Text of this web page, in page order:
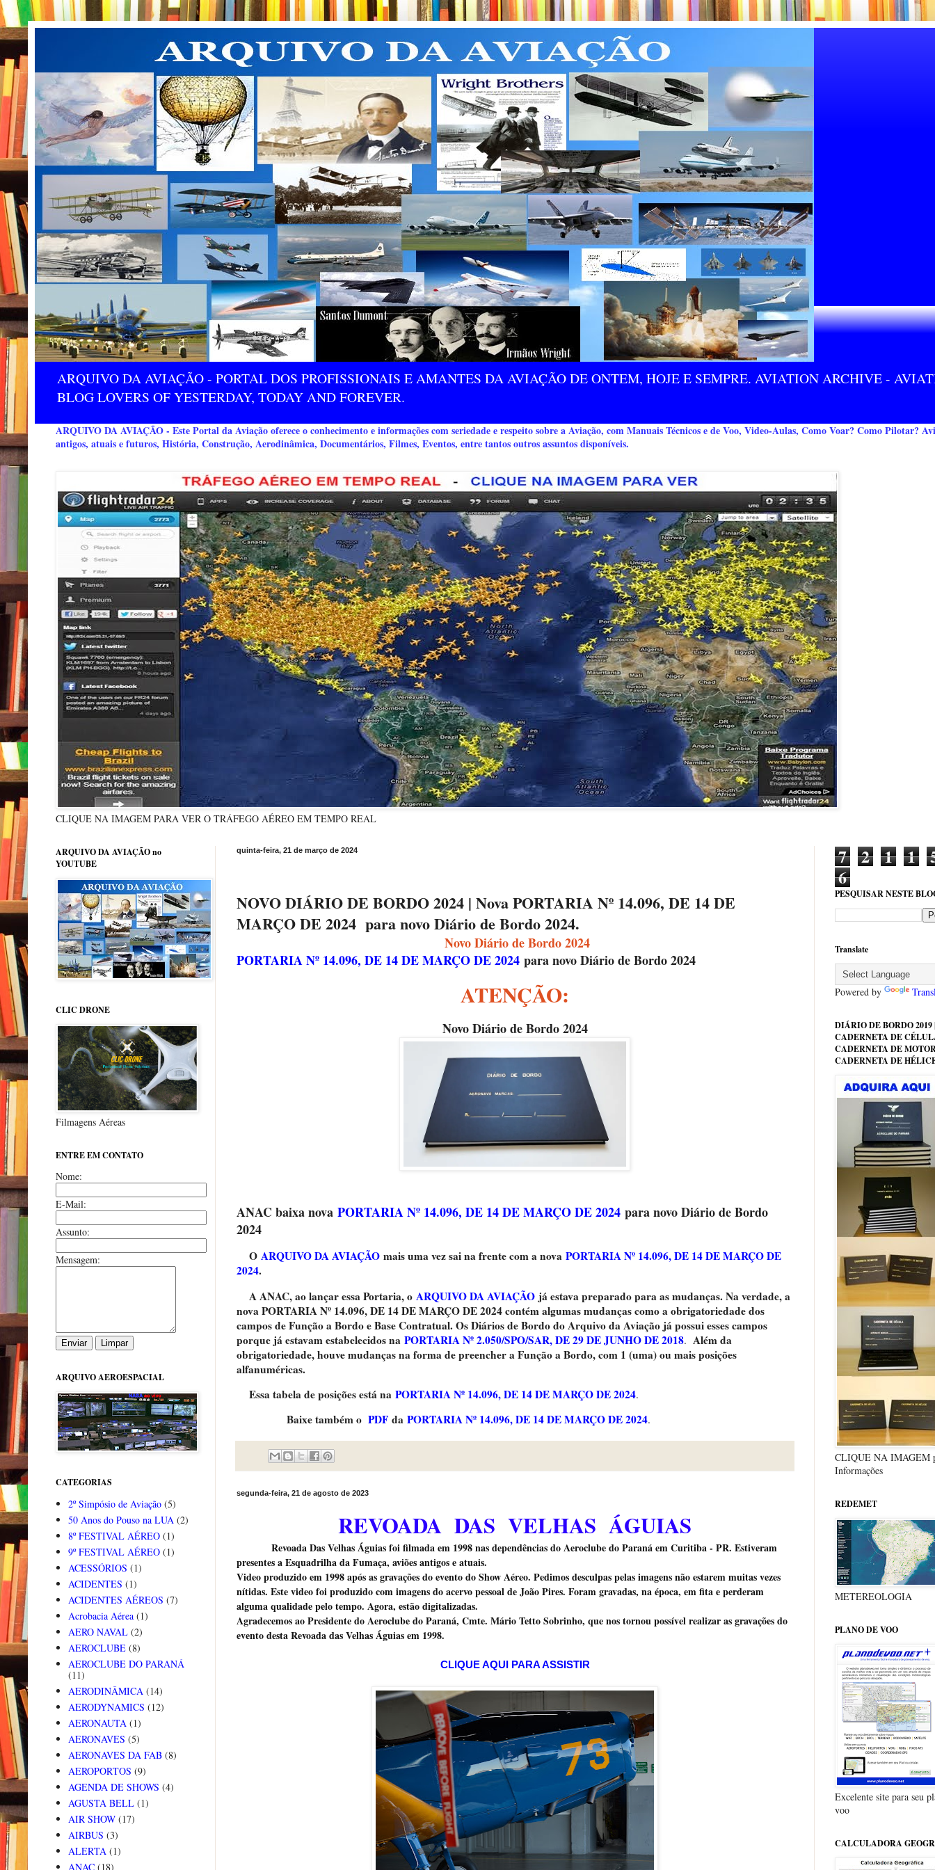
ARQUIVO DA AVIAÇÃO - PORTAL DOS PROFISSIONAIS E AMANTES DA AVIAÇÃO DE ONTEM, HOJE E SEMPRE. AVIATION ARCHIVE -
BLOG LOVERS OF YESTERDAY, TODAY AND FOREVER.
ARQUIVO DA AVIAÇÃO - Este Portal da Aviação oferece o conhecimento e informações com seriedade e respeito sobre a Aviação, com Manuais Técnicos e de Voo, Video-Aulas, Como Voar? Como Pilotar?
antigos, atuais e futuros, História, Construção, Aerodinâmica, Documentários, Filmes, Eventos, entre tantos outros assuntos disponíveis.
CLIQUE NA IMAGEM PARA VER O TRÁFEGO AÉREO EM TEMPO REAL
quinta-feira, 21 de março de 2024
NOVO DIÁRIO DE BORDO 2024 | Nova PORTARIA Nº 14.096, DE 14 DE
MARÇO DE 2024 para novo Diário de Bordo 2024.
Novo Diário de Bordo 2024
PORTARIA Nº 14.096, DE 14 DE MARÇO DE 2024 para novo Diário de Bordo 2024
ATENÇÃO:
Novo Diário de Bordo 2024
ANAC baixa nova PORTARIA Nº 14.096, DE 14 DE MARÇO DE 2024 para novo Diário de Bordo
2024
O ARQUIVO DA AVIAÇÃO mais uma vez sai na frente com a nova PORTARIA Nº 14.096, DE 14 DE MARÇO DE
2024.
A ANAC, ao lançar essa Portaria, o ARQUIVO DA AVIAÇÃO já estava preparado para as mudanças. Na verdade, a
nova PORTARIA Nº 14.096, DE 14 DE MARÇO DE 2024 contém algumas mudanças como a obrigatoriedade dos
campos de Função a Bordo e Base Contratual. Os Diários de Bordo do Arquivo da Aviação já possui esses campos
porque já estavam estabelecidos na PORTARIA Nº 2.050/SPO/SAR, DE 29 DE JUNHO DE 2018. Além da
obrigatoriedade, houve mudanças na forma de preencher a Função a Bordo, com 1 (uma) ou mais posições
alfanuméricas.
Essa tabela de posições está na PORTARIA Nº 14.096, DE 14 DE MARÇO DE 2024.
Baixe também o PDF da PORTARIA Nº 14.096, DE 14 DE MARÇO DE 2024.
segunda-feira, 21 de agosto de 2023
REVOADA DAS VELHAS ÁGUIAS
Revoada Das Velhas Águias foi filmada em 1998 nas dependências do Aeroclube do Paraná em Curitiba - PR. Estiveram
presentes a Esquadrilha da Fumaça, aviões antigos e atuais.
Video produzido em 1998 após as gravações do evento do Show Aéreo. Pedimos desculpas pelas imagens não estarem muitas vezes
nítidas. Este video foi produzido com imagens do acervo pessoal de João Pires. Foram gravadas, na época, em fita e perderam
alguma qualidade pelo tempo. Agora, estão digitalizadas.
Agradecemos ao Presidente do Aeroclube do Paraná, Cmte. Mário Tetto Sobrinho, que nos tornou possível realizar as gravações do
evento desta Revoada das Velhas Águias em 1998.
CLIQUE AQUI PARA ASSISTIR
ARQUIVO DA AVIAÇÃO no
YOUTUBE
CLIC DRONE
Filmagens Aéreas
ENTRE EM CONTATO
Nome:
E-Mail:
Assunto:
Mensagem:
ARQUIVO AEROESPACIAL
CATEGORIAS
2º Simpósio de Aviação (5)
50 Anos do Pouso na LUA (2)
8º FESTIVAL AÉREO (1)
9º FESTIVAL AÉREO (1)
ACESSÓRIOS (1)
ACIDENTES (1)
ACIDENTES AÉREOS (7)
Acrobacia Aérea (1)
AERO NAVAL (2)
AEROCLUBE (8)
AEROCLUBE DO PARANÁ
(11)
AERODINÂMICA (14)
AERODYNAMICS (12)
AERONAUTA (1)
AERONAVES (5)
AERONAVES DA FAB (8)
AEROPORTOS (9)
AGENDA DE SHOWS (4)
AGUSTA BELL (1)
AIR SHOW (17)
AIRBUS (3)
ALERTA (1)
ANAC (18)
7 2 1 1
6
PESQUISAR NESTE
Translate
Powered by
DIÁRIO DE BORDO
CADERNETA DE
CADERNETA DE
CADERNETA DE
CLIQUE NA IMAGEM
Informações
REDEMET
METEREOLOGIA
PLANO DE VOO
Excelente site para seu
voo
CALCULADORA